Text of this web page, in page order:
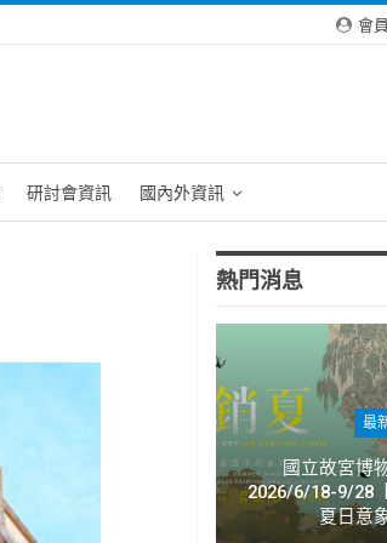
會
研討會資訊 國內外資訊
熱門消息
最
國立故宮博
2026/6/18-9/28
夏日意